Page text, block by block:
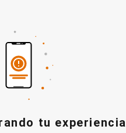
tu experiencia